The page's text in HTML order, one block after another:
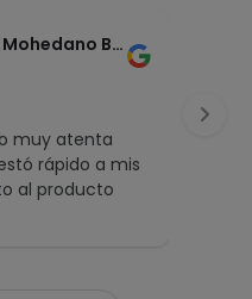
Carmen Maria Mohedano Buenestado
muy atenta
rápido a mis
al producto